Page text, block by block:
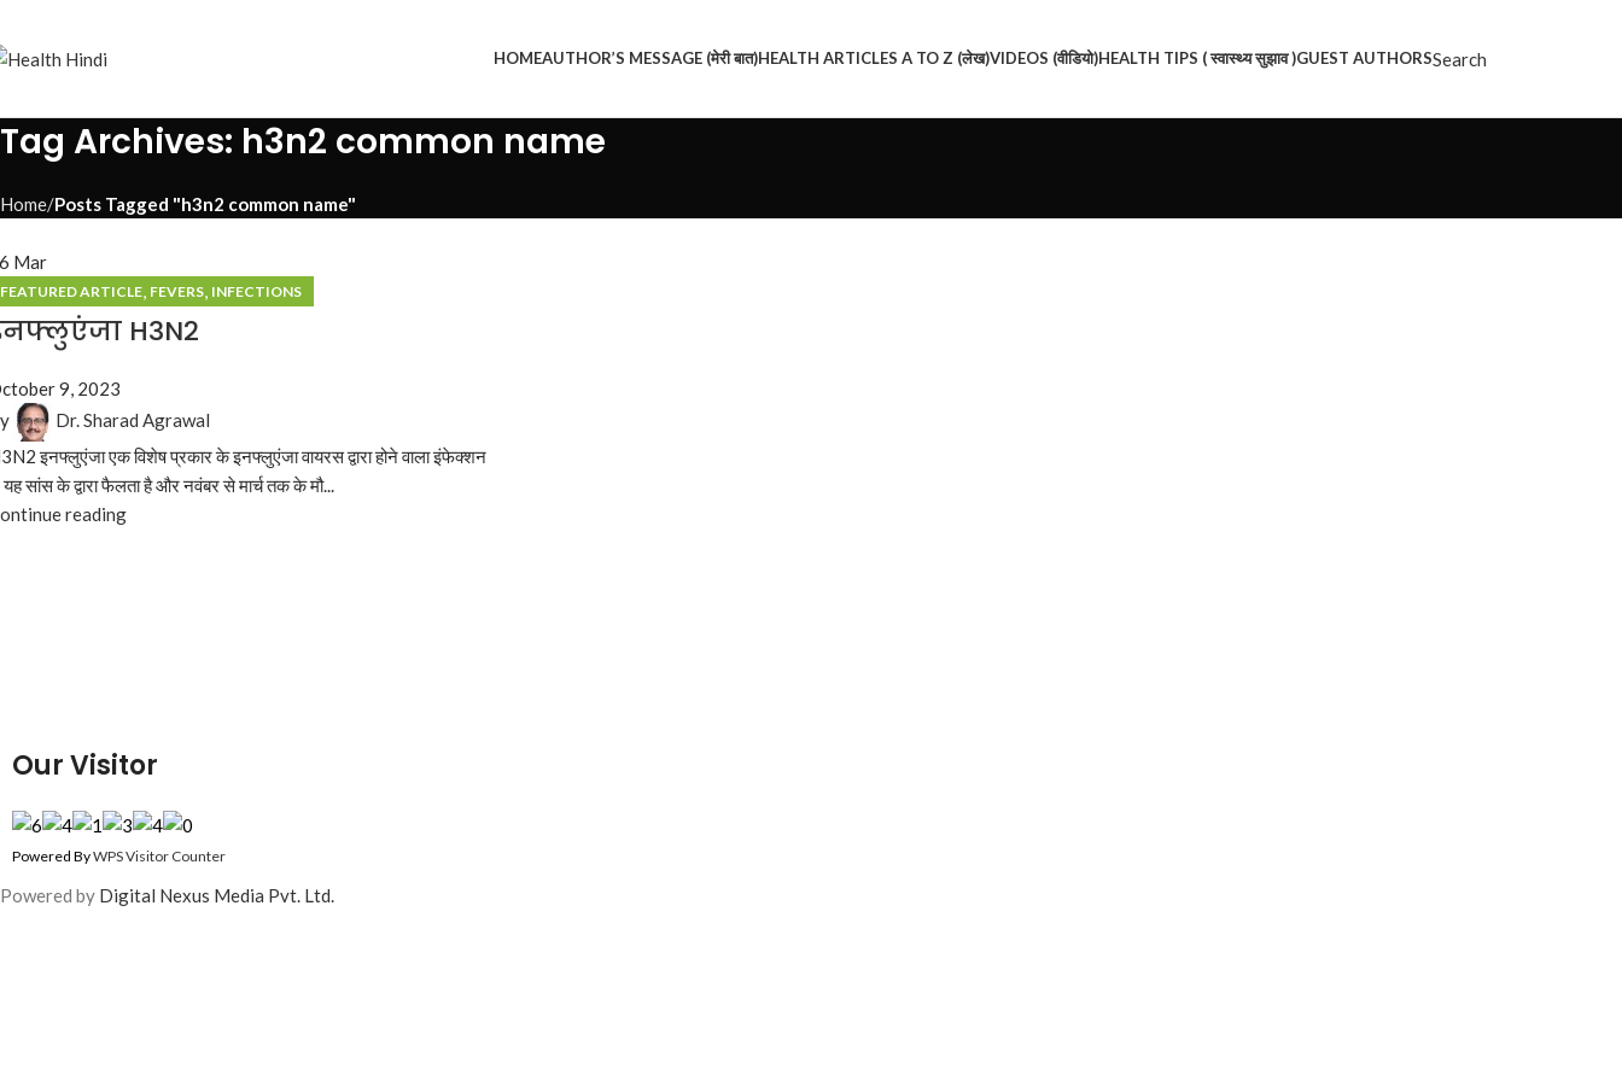
HOMEAUTHOR’S MESSAGE (मेरी बात)HEALTH ARTICLES A TO Z (लेख)VIDEOS (वीडियो)HEALTH TIPS ( स्वास्थ्य सुझाव )GUEST AUTHORSSearch
Tag Archives: h3n2 common name
Home Posts Tagged "h3n2 common name"
Mar
FEATURED ARTICLE, FEVERS, INFECTIONS
H3N2
9, 2023
Dr. Sharad Agrawal
इनफ्लुएंजा एक विशेष प्रकार के इनफ्लुएंजा वायरस द्वारा होने वाला इंफेक्शन
यह सांस के द्वारा फैलता है और नवंबर से मार्च तक के मौ...
reading
Our Visitor
Powered ByWPS Visitor Counter
Powered by Digital Nexus Media Pvt. Ltd.